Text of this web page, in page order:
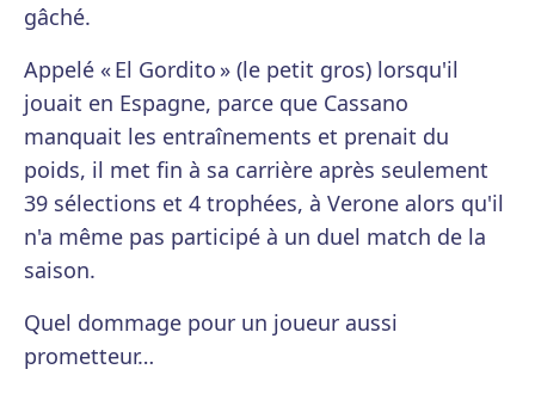
gâché.
Appelé « El Gordito » (le petit gros) lorsqu'il
jouait en Espagne, parce que Cassano
manquait les entraînements et prenait du
poids, il met fin à sa carrière après seulement
39 sélections et 4 trophées, à Verone alors qu'il
n'a même pas participé à un duel match de la
saison.
Quel dommage pour un joueur aussi
prometteur…